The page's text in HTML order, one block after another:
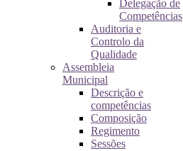
Delegação de
Competências
Auditoria e
Controlo da
Qualidade
Assembleia
Municipal
Descrição e
competências
Composição
Regimento
Sessões